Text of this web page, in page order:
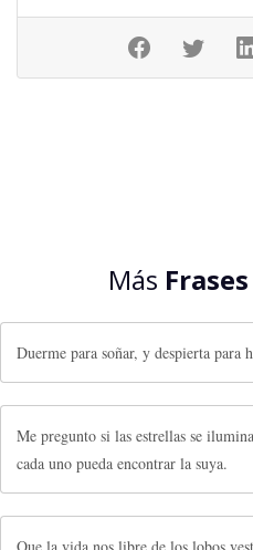
Más
Duerme para soñar, y despierta para
Me pregunto si las estrellas se
cada uno pueda encontrar la suya.